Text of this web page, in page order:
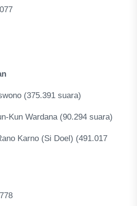
(375.391 suara)
Kun Wardana (90.294 suara)
Karno (Si Doel) (491.017